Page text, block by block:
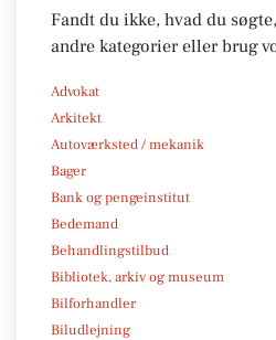
Fandt du ikke, hvad du
andre kategorier eller brug
Advokat
Arkitekt
Autoværksted / mekanik
Bager
Bank og pengeinstitut
Bedemand
Behandlingstilbud
Bibliotek, arkiv og museum
Bilforhandler
Biludlejning